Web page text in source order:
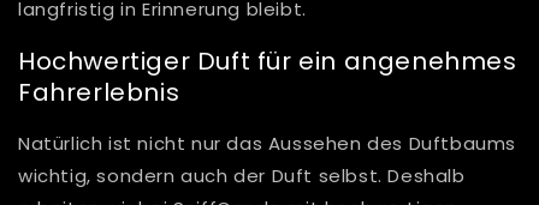
langfristig in Erinnerung bleibt.
Hochwertiger Duft für ein angenehmes
Fahrerlebnis
Natürlich ist nicht nur das Aussehen des Duftbaums
wichtig, sondern auch der Duft selbst. Deshalb